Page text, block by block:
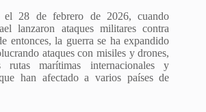
el 28 de febrero de 2026, cuando
lanzaron ataques militares contra
entonces, la guerra se ha expandido
ataques con misiles y drones,
rutas marítimas internacionales y
han afectado a varios países de